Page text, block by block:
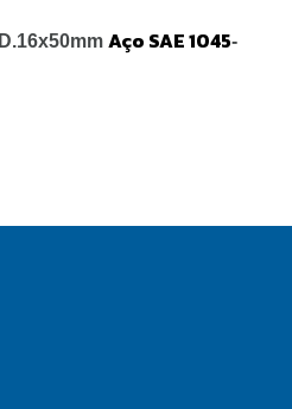
Aço SAE 1045-